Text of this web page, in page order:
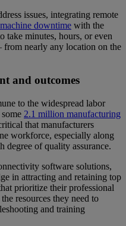
issues, integrating remote
downtime with the
take minutes, hours, or even
nearly any location on the
and outcomes
to the widespread labor
2.1 million manufacturing
that manufacturers
workforce, especially along
degree of quality assurance.
software solutions,
in attracting and retaining top
prioritize their professional
resources they need to
and training